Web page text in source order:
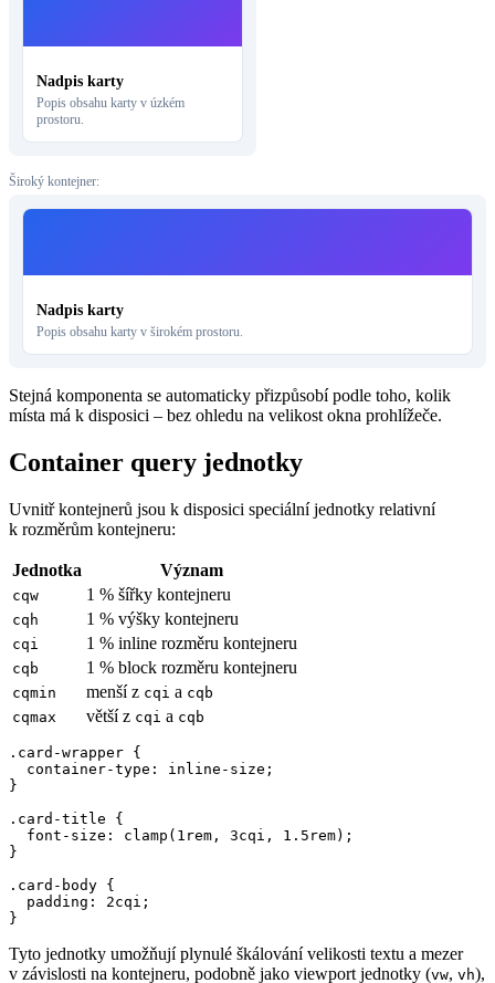
Nadpis karty
Popis obsahu karty v úzkém
prostoru.
Široký kontejner:
Nadpis karty
Popis obsahu karty v širokém prostoru.
Stejná komponenta se automaticky přizpůsobí podle toho, kolik
místa má k disposici – bez ohledu na velikost okna prohlížeče.
Container query jednotky
Uvnitř kontejnerů jsou k disposici speciální jednotky relativní
k rozměrům kontejneru:
Jednotka Význam
cqw 1 % šířky kontejneru
cqh 1 % výšky kontejneru
cqi 1 % inline rozměru kontejneru
cqb 1 % block rozměru kontejneru
cqmin menší z cqi a cqb
cqmax
větší z cqi a cqb
.card-wrapper {
  container-type: inline-size;
}
.card-title {
  font-size: clamp(1rem, 3cqi, 1.5rem);
}
.card-body {
  padding: 2cqi;
}
Tyto jednotky umožňují plynulé škálování velikosti textu a mezer
v závislosti na kontejneru, podobně jako viewport jednotky (vw, vh),